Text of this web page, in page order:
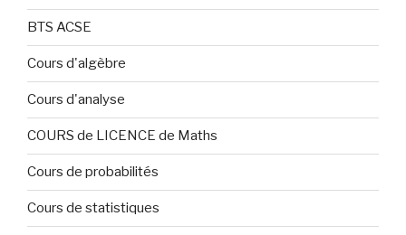
BTS ACSE
Cours d'algèbre
Cours d'analyse
COURS de LICENCE de Maths
Cours de probabilités
Cours de statistiques